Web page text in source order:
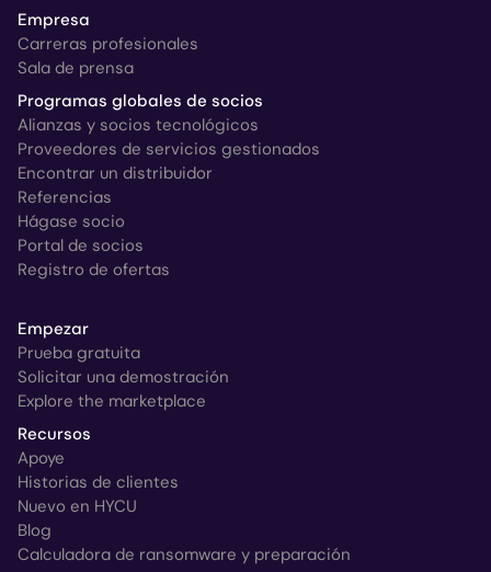
Empresa
Carreras profesionales
Sala de prensa
Programas globales de socios
Alianzas y socios tecnológicos
Proveedores de servicios gestionados
Encontrar un distribuidor
Referencias
Hágase socio
Portal de socios
Registro de ofertas
Empezar
Prueba gratuita
Solicitar una demostración
Explore the marketplace
Recursos
Apoye
Historias de clientes
Nuevo en HYCU
Blog
Calculadora de ransomware y preparación